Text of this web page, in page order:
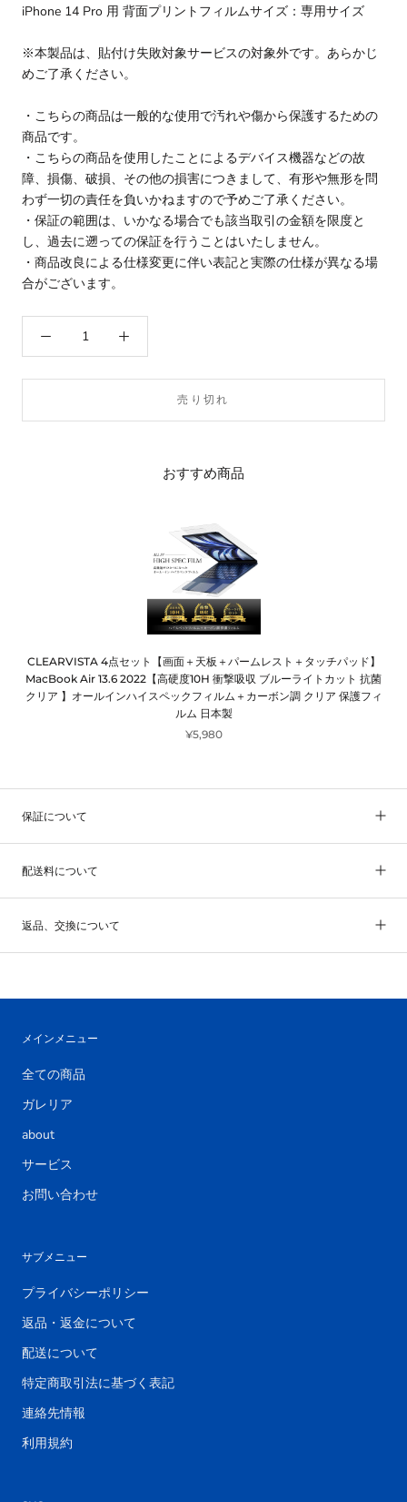
iPhone 14 Pro 用 背面プリントフィルムサイズ：専用サイズ
※本製品は、貼付け失敗対象サービスの対象外です。あらかじ
めご了承ください。
・こちらの商品は一般的な使用で汚れや傷から保護するための
商品です。
・こちらの商品を使用したことによるデバイス機器などの故
障、損傷、破損、その他の損害につきまして、有形や無形を問
わず一切の責任を負いかねますので予めご了承ください。
・保証の範囲は、いかなる場合でも該当取引の金額を限度と
し、過去に遡っての保証を行うことはいたしません。
・商品改良による仕様変更に伴い表記と実際の仕様が異なる場
合がございます。
売り切れ
おすすめ商品
CLEARVISTA 4点セット【画面＋天板＋パームレスト＋タッチパッド】
MacBook Air 13.6 2022【高硬度10H 衝撃吸収 ブルーライトカット 抗菌
クリア 】オールインハイスペックフィルム＋カーボン調 クリア 保護フィ
ルム 日本製
¥5,980
保証について
配送料について
返品、交換について
メインメニュー
全ての商品
ガレリア
about
サービス
お問い合わせ
サブメニュー
プライバシーポリシー
返品・返金について
配送について
特定商取引法に基づく表記
連絡先情報
利用規約